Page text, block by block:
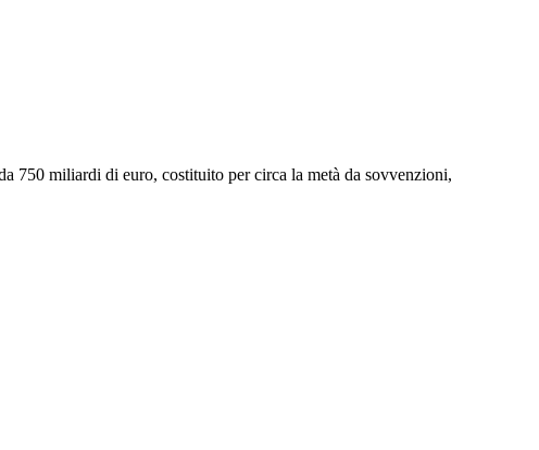
750 miliardi di euro, costituito per circa la metà da sovvenzioni,